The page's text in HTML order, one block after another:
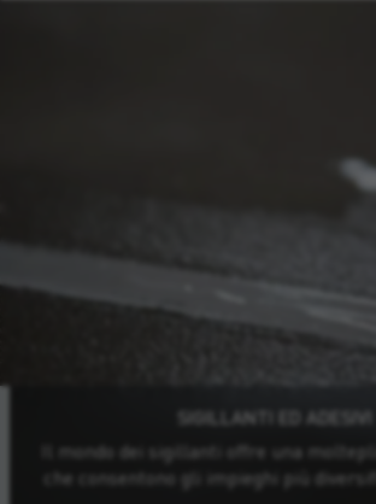
Esplora tutte le soluzioni
Esplora tutte le soluzioni
SIGILLANTI ED ADESIVI
Il mondo dei sigillanti offre una
che consentono gli impieghi più